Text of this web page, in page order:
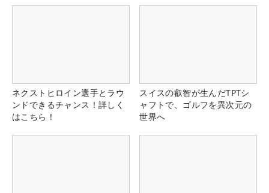
ネクストヒロイン選手とラウ
ンドできるチャンス！詳しく
はこちら！
スイスの叡智が生んだTPTシ
ャフトで、ゴルフを異次元の
世界へ